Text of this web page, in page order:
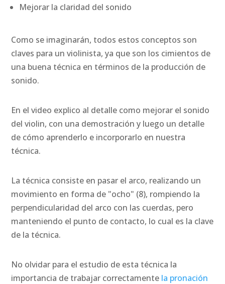
Mejorar la claridad del sonido
Como se imaginarán, todos estos conceptos son
claves para un violinista, ya que son los cimientos de
una buena técnica en términos de la producción de
sonido.
En el video explico al detalle como mejorar el sonido
del violin, con una demostración y luego un detalle
de cómo aprenderlo e incorporarlo en nuestra
técnica.
La técnica consiste en pasar el arco, realizando un
movimiento en forma de "ocho" (8), rompiendo la
perpendicularidad del arco con las cuerdas, pero
manteniendo el punto de contacto, lo cual es la clave
de la técnica.
No olvidar para el estudio de esta técnica la
importancia de trabajar correctamente la pronación